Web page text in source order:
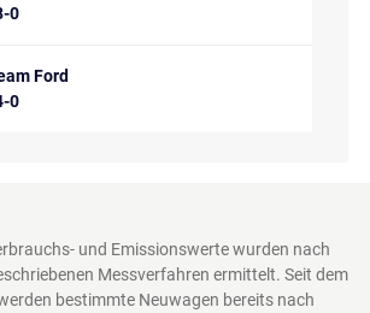
0
Ford
0
und Emissionswerte wurden nach
Messverfahren ermittelt. Seit dem
bestimmte Neuwagen bereits nach